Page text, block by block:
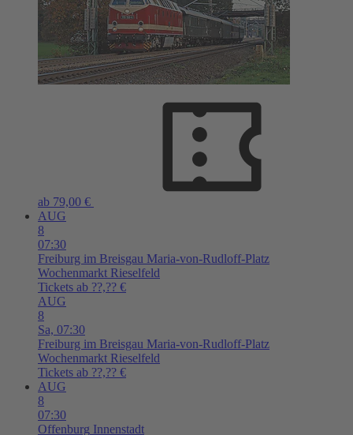
ab 79,00 €
AUG
8
07:30
Freiburg im Breisgau Maria-von-Rudloff-Platz
Wochenmarkt Rieselfeld
Tickets ab ??,?? €
AUG
8
Sa, 07:30
Freiburg im Breisgau Maria-von-Rudloff-Platz
Wochenmarkt Rieselfeld
Tickets ab ??,?? €
AUG
8
07:30
Offenburg Innenstadt